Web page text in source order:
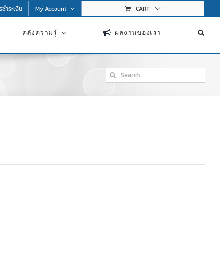
ำระเงิน My Account CART
คลังความรู้ ผลงานของเรา
Search
for: